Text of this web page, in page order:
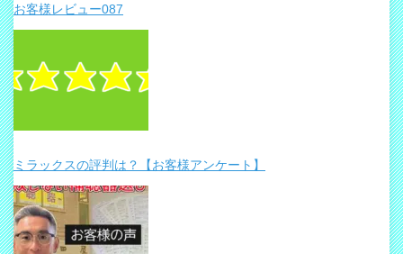
お客様レビュー087
ミラックスの評判は？【お客様アンケート】